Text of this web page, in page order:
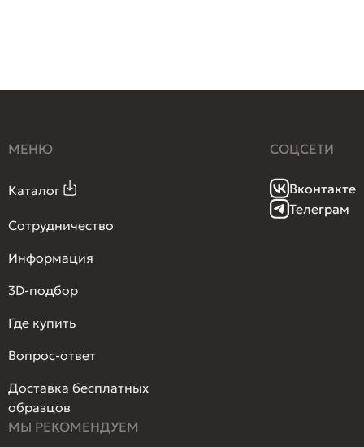
МЕНЮ
Каталог
Сотрудничество
Информация
3D-подбор
Где купить
Вопрос-ответ
Доставка бесплатных
образцов
СОЦСЕТИ
Вконтакте
Телеграм
МЫ РЕКОМЕНДУЕМ